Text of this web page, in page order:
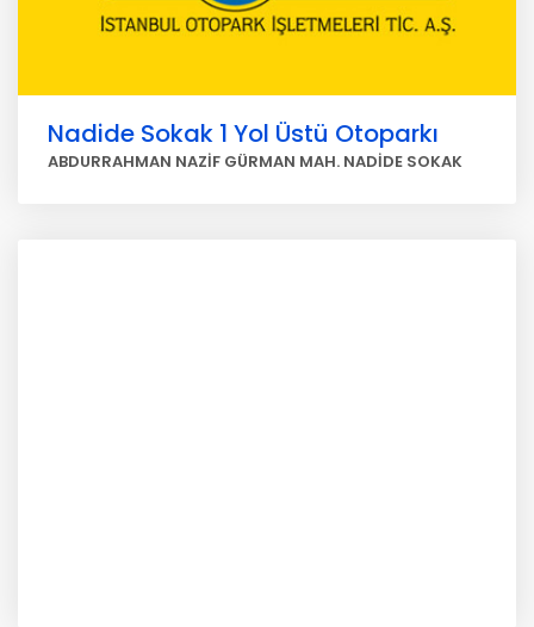
Nadide Sokak 1 Yol Üstü Otoparkı
ABDURRAHMAN NAZİF GÜRMAN MAH. NADİDE SOKAK